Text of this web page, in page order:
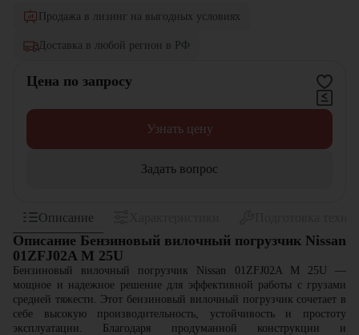
Продажа в лизинг на выгодных условиях
Доставка в любой регион в РФ
Цена по запросу
Узнать цену
Задать вопрос
Описание
Описание Бензиновый вилочный погрузчик Nissan
01ZFJ02A M 25U
Бензиновый вилочный погрузчик Nissan 01ZFJ02A M 25U —
мощное и надежное решение для эффективной работы с грузами
средней тяжести. Этот бензиновый вилочный погрузчик сочетает в
себе высокую производительность, устойчивость и простоту
эксплуатации. Благодаря продуманной конструкции и